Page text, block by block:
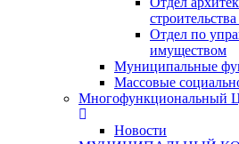
Отдел по
имуществом
Муниципальные
Массовые
Многофункциональный
Новости